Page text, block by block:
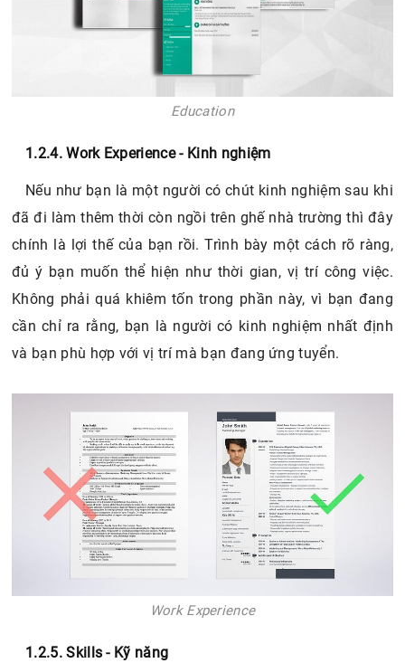
Education
1.2.4. Work Experience - Kinh nghiệm
Nếu như bạn là một người có chút kinh nghiệm sau khi
đã đi làm thêm thời còn ngồi trên ghế nhà trường thì đây
chính là lợi thế của bạn rồi. Trình bày một cách rõ ràng,
đủ ý bạn muốn thể hiện như thời gian, vị trí công việc.
Không phải quá khiêm tốn trong phần này, vì bạn đang
cần chỉ ra rằng, bạn là người có kinh nghiệm nhất định
và bạn phù hợp với vị trí mà bạn đang ứng tuyển.
Work Experience
1.2.5. Skills - Kỹ năng